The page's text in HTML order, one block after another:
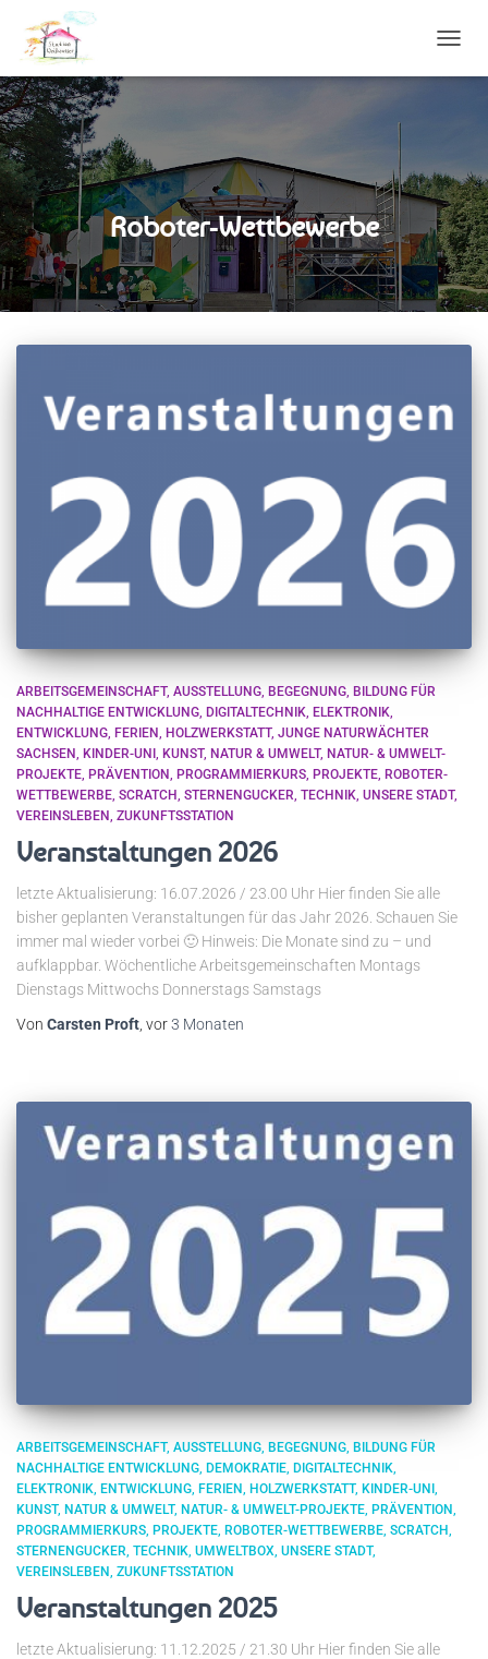
Roboter-Wettbewerbe
ARBEITSGEMEINSCHAFT AUSSTELLUNG BEGEGNUNG BILDUNG FÜR
NACHHALTIGE ENTWICKLUNG DIGITALTECHNIK ELEKTRONIK
ENTWICKLUNG FERIEN HOLZWERKSTATT JUNGE NATURWÄCHTER
SACHSEN KINDER-UNI KUNST NATUR & UMWELT NATUR- & UMWELT-
PROJEKTE PRÄVENTION PROGRAMMIERKURS PROJEKTE ROBOTER-
WETTBEWERBE SCRATCH STERNENGUCKER TECHNIK UNSERE STADT
VEREINSLEBEN ZUKUNFTSSTATION
Veranstaltungen 2026
letzte Aktualisierung: 16.07.2026 / 23.00 Uhr Hier finden Sie alle
bisher geplanten Veranstaltungen für das Jahr 2026. Schauen Sie
immer mal wieder vorbei 🙂 Hinweis: Die Monate sind zu – und
aufklappbar. Wöchentliche Arbeitsgemeinschaften Montags
Dienstags Mittwochs Donnerstags Samstags
Von Carsten Proft , vor3 Monaten
ARBEITSGEMEINSCHAFT AUSSTELLUNG BEGEGNUNG BILDUNG FÜR
NACHHALTIGE ENTWICKLUNG DEMOKRATIE DIGITALTECHNIK
ELEKTRONIK ENTWICKLUNG FERIEN HOLZWERKSTATT KINDER-UNI
KUNST NATUR & UMWELT NATUR- & UMWELT-PROJEKTE PRÄVENTION
PROGRAMMIERKURS PROJEKTE ROBOTER-WETTBEWERBE SCRATCH
STERNENGUCKER TECHNIK UMWELTBOX UNSERE STADT
VEREINSLEBEN ZUKUNFTSSTATION
Veranstaltungen 2025
letzte Aktualisierung: 11.12.2025 / 21.30 Uhr Hier finden Sie alle